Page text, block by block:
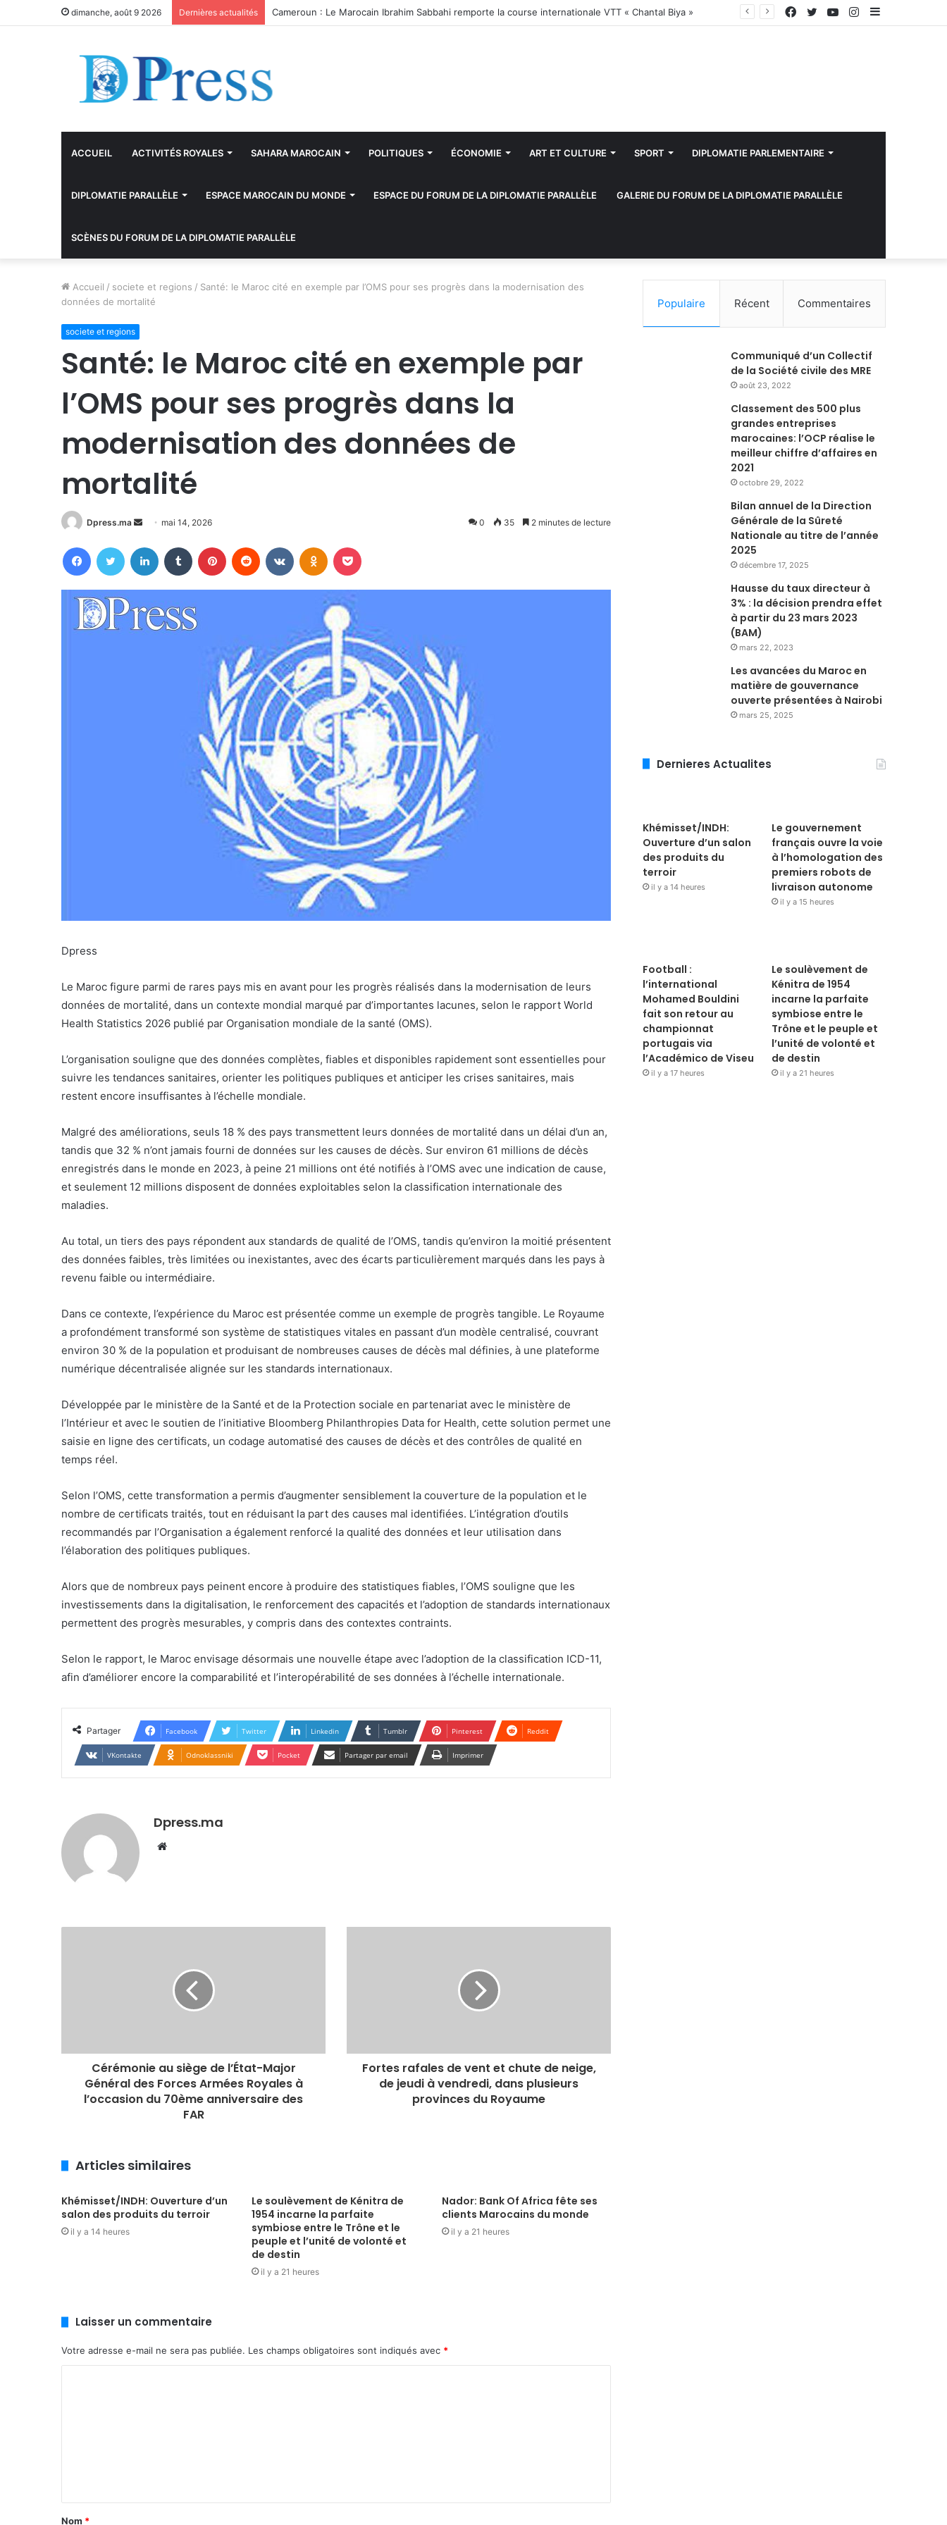
dimanche, août 9 2026 Dernières actualités Khémisset/INDH: Ouverture d’un salon des produits du terroir
Sidebar
Instagram
YouTube
Twitter
Facebook
ACCUEIL ACTIVITÉS ROYALES SAHARA MAROCAIN POLITIQUES ÉCONOMIE ART ET CULTURE SPORT DIPLOMATIE PARLEMENTAIRE
DIPLOMATIE PARALLÈLE ESPACE MAROCAIN DU MONDE ESPACE DU FORUM DE LA DIPLOMATIE PARALLÈLE GALERIE DU FORUM DE LA DIPLOMATIE PARALLÈLE
SCÈNES DU FORUM DE LA DIPLOMATIE PARALLÈLE
Accueil / societe et regions / Santé: le Maroc cité en exemple par l’OMS pour ses progrès dans la modernisation des
données de mortalité
societe et regions
Santé: le Maroc cité en exemple par
l’OMS pour ses progrès dans la
modernisation des données de
mortalité
Dpress.ma
Envoyer
courriel
mai 14, 2026 0 35 2 minutes de lecture
FacebookTwitter Linkedin Tumblr Pinterest Reddit VKontakteOdnoklassniki
Dpress
Le Maroc figure parmi de rares pays mis en avant pour les progrès réalisés dans la modernisation de leurs
données de mortalité, dans un contexte mondial marqué par d’importantes lacunes, selon le rapport World
Health Statistics 2026 publié par Organisation mondiale de la santé (OMS).
L’organisation souligne que des données complètes, fiables et disponibles rapidement sont essentielles pour
suivre les tendances sanitaires, orienter les politiques publiques et anticiper les crises sanitaires, mais
restent encore insuffisantes à l’échelle mondiale.
Malgré des améliorations, seuls 18 % des pays transmettent leurs données de mortalité dans un délai d’un an,
tandis que 32 % n’ont jamais fourni de données sur les causes de décès. Sur environ 61 millions de décès
enregistrés dans le monde en 2023, à peine 21 millions ont été notifiés à l’OMS avec une indication de cause,
et seulement 12 millions disposent de données exploitables selon la classification internationale des
maladies.
Au total, un tiers des pays répondent aux standards de qualité de l’OMS, tandis qu’environ la moitié présentent
des données faibles, très limitées ou inexistantes, avec des écarts particulièrement marqués dans les pays à
revenu faible ou intermédiaire.
Dans ce contexte, l’expérience du Maroc est présentée comme un exemple de progrès tangible. Le Royaume
a profondément transformé son système de statistiques vitales en passant d’un modèle centralisé, couvrant
environ 30 % de la population et produisant de nombreuses causes de décès mal définies, à une plateforme
numérique décentralisée alignée sur les standards internationaux.
Développée par le ministère de la Santé et de la Protection sociale en partenariat avec le ministère de
l’Intérieur et avec le soutien de l’initiative Bloomberg Philanthropies Data for Health, cette solution permet une
saisie en ligne des certificats, un codage automatisé des causes de décès et des contrôles de qualité en
temps réel.
Selon l’OMS, cette transformation a permis d’augmenter sensiblement la couverture de la population et le
nombre de certificats traités, tout en réduisant la part des causes mal identifiées. L’intégration d’outils
recommandés par l’Organisation a également renforcé la qualité des données et leur utilisation dans
l’élaboration des politiques publiques.
Alors que de nombreux pays peinent encore à produire des statistiques fiables, l’OMS souligne que les
investissements dans la digitalisation, le renforcement des capacités et l’adoption de standards internationaux
permettent des progrès mesurables, y compris dans des contextes contraints.
Selon le rapport, le Maroc envisage désormais une nouvelle étape avec l’adoption de la classification ICD-11,
afin d’améliorer encore la comparabilité et l’interopérabilité de ses données à l’échelle internationale.
Partager Facebook Twitter Linkedin Tumblr Pinterest Reddit
VKontakte Odnoklassniki Pocket Partager par email Imprimer
Dpress.ma
Website
Cérémonie au siège de l’État-Major
Général des Forces Armées Royales à
l’occasion du 70ème anniversaire des
FAR
Fortes rafales de vent et chute de neige,
de jeudi à vendredi, dans plusieurs
provinces du Royaume
Articles similaires
Khémisset/INDH: Ouverture d’un
salon des produits du terroir
il y a 14 heures
Le soulèvement de Kénitra de
1954 incarne la parfaite
symbiose entre le Trône et le
peuple et l’unité de volonté et
de destin
il y a 21 heures
Nador: Bank Of Africa fête ses
clients Marocains du monde
il y a 21 heures
Laisser un commentaire
Votre adresse e-mail ne sera pas publiée. Les champs obligatoires sont indiqués avec *
t
Nom *
Populaire Récent Commentaires
Communiqué d’un Collectif
de la Société civile des MRE
août 23, 2022
Classement des 500 plus
grandes entreprises
marocaines: l’OCP réalise le
meilleur chiffre d’affaires en
2021
octobre 29, 2022
Bilan annuel de la Direction
Générale de la Sûreté
Nationale au titre de l’année
2025
décembre 17, 2025
Hausse du taux directeur à
3% : la décision prendra effet
à partir du 23 mars 2023
(BAM)
mars 22, 2023
Les avancées du Maroc en
matière de gouvernance
ouverte présentées à Nairobi
mars 25, 2025
Dernieres Actualites
Khémisset/INDH:
Ouverture d’un salon
des produits du
terroir
il y a 14 heures
Le gouvernement
français ouvre la voie
à l’homologation des
premiers robots de
livraison autonome
il y a 15 heures
Football :
l’international
Mohamed Bouldini
fait son retour au
championnat
portugais via
l’Académico de Viseu
il y a 17 heures
Le soulèvement de
Kénitra de 1954
incarne la parfaite
symbiose entre le
Trône et le peuple et
l’unité de volonté et
de destin
il y a 21 heures